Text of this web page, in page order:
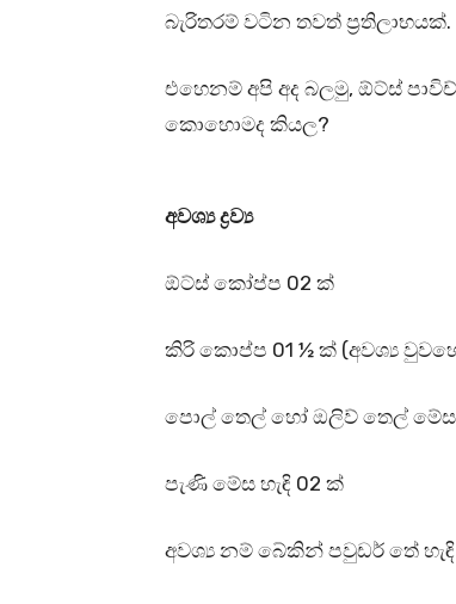
බැරිතරම් වටින තවත් ප්‍රතිලාභයක්.
එහෙනම් අපි අද බලමු, ඕට්ස්
කොහොමද කියල?
අවශ්‍ය ද්‍රව්‍ය
ඕට්ස් කෝප්ප 02 ක්
කිරි කොප්ප 01 ½ ක් (අවශ්‍ය
පොල් තෙල් හෝ ඔලිව් තෙල් මේස
පැණි මේස හැඳි 02 ක්
අවශ්‍ය නම් බේකින් පවුඩර් තේ